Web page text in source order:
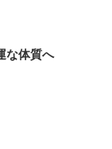
な体質へ